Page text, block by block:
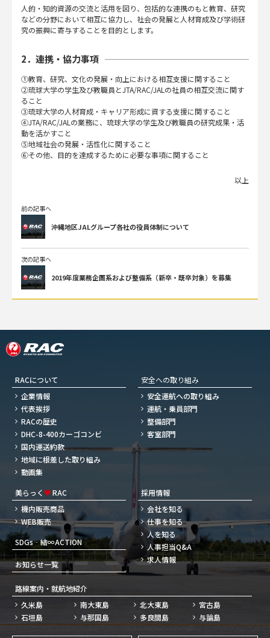
人的・知的資源の交流と活用を図り、包括的な連携のもと教育、研究
などの分野において相互に協力し、社会の発展と人材育成及び学術研
究の振興に寄与することを目的とします。
2．連携・協力事項
①教育、研究、文化の発展・向上における相互支援に関すること
②琉球大学の学生及び教職員とJTA/RAC/JALの社員の相互交流に関す
ること
③琉球大学の人材育成・キャリア形成に資する支援に関すること
④JTA/RAC/JALの業務に、琉球大学の学生及び教職員の研究成果・活
動を活かすこと
⑤地域社会の発展・活性化に関すること
⑥その他、目的を達成するために必要な事項に関すること
以上
前の記事へ
沖縄地区JALグループ各社の役員体制について
次の記事へ
2019年度業務企画系および整備系（新卒・既卒対象）を募集
RACについて
企業情報
代表挨拶
RACの歴史
DHC-8-400カーゴコンビ
国内運送約款
地域に根差した取り組み
動画集
安全への取り組み
安全運航への取り組み
運航・乗員部門
整備部門
客室部門
美らっく ♥RAC
機内販売商品
WEB販売
SDGs‐結∞ACTION
お知らせ一覧
採用情報
会社を知る
仕事を知る
人を知る
人事担当Q&A
求人情報
路線案内・就航地紹介
久米島
南大東島 北大東島
宮古島
石垣島
与那国島 多良間島 与論島